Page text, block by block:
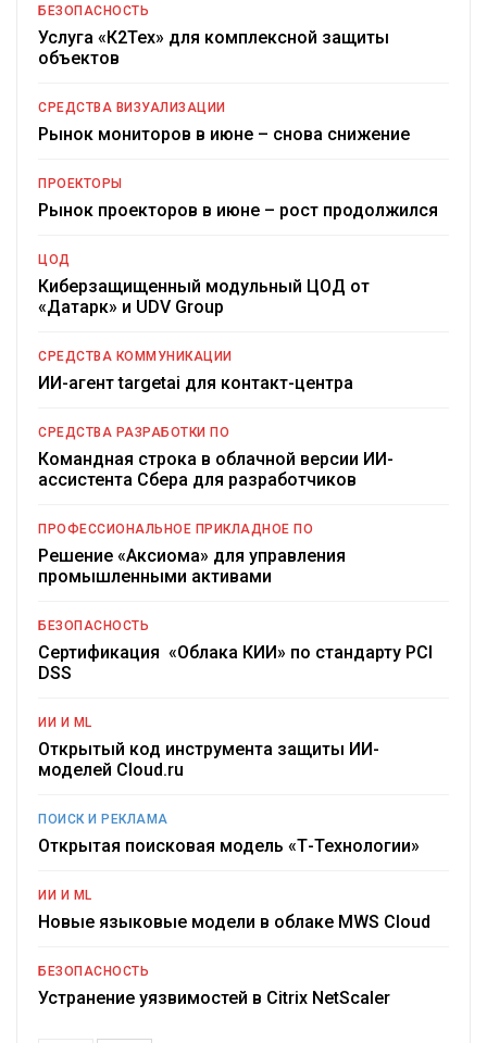
БЕЗОПАСНОСТЬ
Услуга «К2Тех» для комплексной защиты
объектов
СРЕДСТВА ВИЗУАЛИЗАЦИИ
Рынок мониторов в июне – снова снижение
ПРОЕКТОРЫ
Рынок проекторов в июне – рост продолжился
ЦОД
Киберзащищенный модульный ЦОД от
«Датарк» и UDV Group
СРЕДСТВА КОММУНИКАЦИИ
ИИ-агент targetai для контакт-центра
СРЕДСТВА РАЗРАБОТКИ ПО
Командная строка в облачной версии ИИ-
ассистента Сбера для разработчиков
ПРОФЕССИОНАЛЬНОЕ ПРИКЛАДНОЕ ПО
Решение «Аксиома» для управления
промышленными активами
БЕЗОПАСНОСТЬ
Сертификация «Облака КИИ» по стандарту PCI
DSS
ИИ И ML
Открытый код инструмента защиты ИИ-
моделей Cloud.ru
ПОИСК И РЕКЛАМА
Открытая поисковая модель «Т-Технологии»
ИИ И ML
Новые языковые модели в облаке MWS Cloud
БЕЗОПАСНОСТЬ
Устранение уязвимостей в Citrix NetScaler